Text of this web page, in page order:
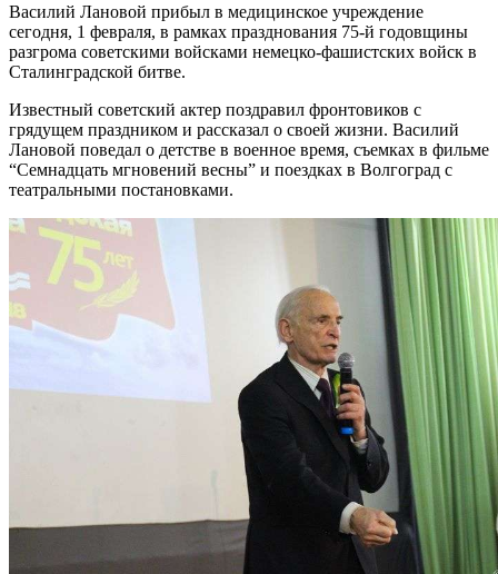
Василий Лановой прибыл в медицинское учреждение
сегодня, 1 февраля, в рамках празднования 75-й годовщины
разгрома советскими войсками немецко-фашистских войск в
Сталинградской битве.
Известный советский актер поздравил фронтовиков с
грядущем праздником и рассказал о своей жизни. Василий
Лановой поведал о детстве в военное время, съемках в фильме
“Семнадцать мгновений весны” и поездках в Волгоград с
театральными постановками.